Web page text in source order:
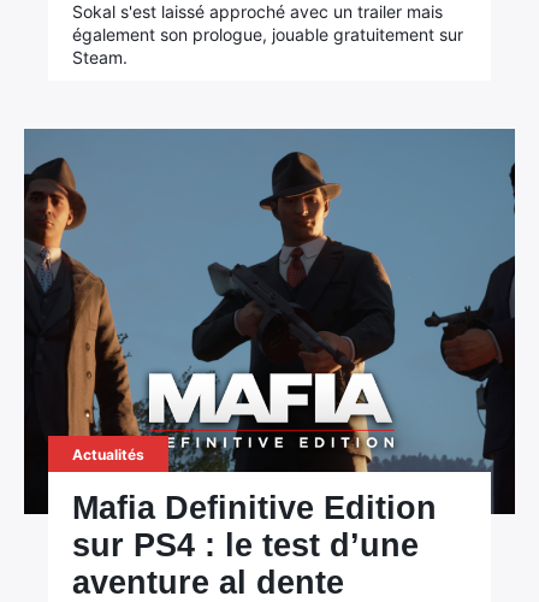
Sokal s'est laissé approché avec un trailer mais
également son prologue, jouable gratuitement sur
Steam.
Actualités
Mafia Definitive Edition
sur PS4 : le test d’une
aventure al dente